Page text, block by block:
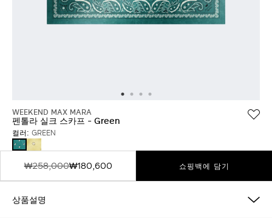
WEEKEND MAX MARA
펜톨라 실크 스카프 - Green
컬러: GREEN
GREENLIME
GREEN
₩258,000₩180,600 쇼핑백에 담기
상품설명